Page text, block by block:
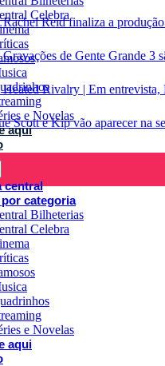
Rachel Reid finaliza a
Gravações de Gente Grande 3
Heated Rivalry | Em entrevista,
Scott e Kip vão aparecer na
Celebra
e Novelas
aqui
central
categoria
Bilheterias
Celebra
e Novelas
aqui